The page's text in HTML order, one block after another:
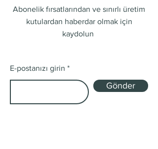
Abonelik fırsatlarından ve sınırlı üretim
kutulardan haberdar olmak için
kaydolun
E-postanızı girin
Gönder